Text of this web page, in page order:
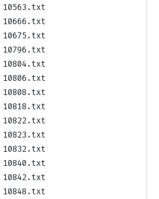
10563.txt
10666.txt
10675.txt
10796.txt
10804.txt
10806.txt
10808.txt
10818.txt
10822.txt
10823.txt
10832.txt
10840.txt
10842.txt
10848.txt